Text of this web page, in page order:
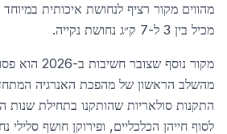
מהווים מקור רציף לנחושת איכותית
מכיל בין 3 ל-7 ק״ג נחושת נקייה.
מקור נוסף
מהשלב הראשון של מהפכת האנרגיה
לסוף חייהן הכלכליים, ופירוקן חושף